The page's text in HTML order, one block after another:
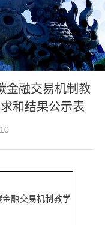
金融交易机制教
和结果公示表
10
融交易机制教学